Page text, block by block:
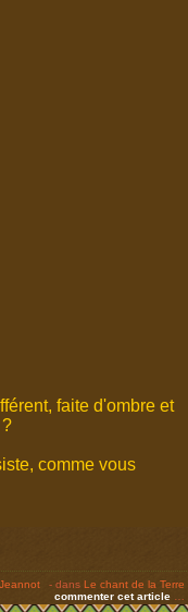
faite d'ombre et
comme vous
- dans Le chant de la Terre
commenter cet article